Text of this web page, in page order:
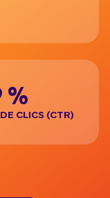
%
CLICS (CTR)